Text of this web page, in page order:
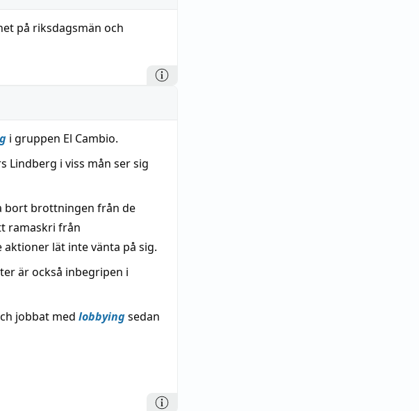
på riksdagsmän och
i gruppen El Cambio.
Lindberg i viss mån ser sig
bort brottningen från de
ramaskri från
lät inte vänta på sig.
är också inbegripen i
jobbat med lobbyingsedan